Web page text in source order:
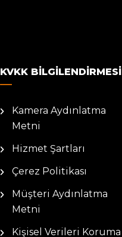
KVKK BILGILENDIRMESI
Kamera Aydınlatma
Metni
Hizmet Şartları
Çerez Politikası
Müşteri Aydınlatma
Metni
Kişisel Verileri Koruma